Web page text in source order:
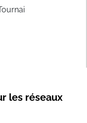
les réseaux